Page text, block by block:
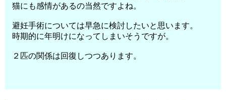
猫にも感情があるの当然ですよね。
避妊手術については早急に検討したいと思います。
時期的に年明けになってしまいそうですが。
２匹の関係は回復しつつあります。